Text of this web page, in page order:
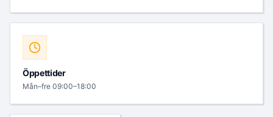
Öppettider
Mån–fre 09:00–18:00